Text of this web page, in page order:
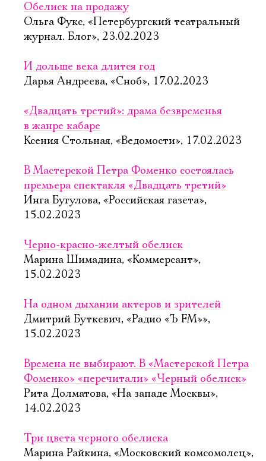
Обелиск на продажу
Ольга Фукс, «Петербургский театральный
журнал. Блог», 23.02.2023
И дольше века длится год
Дарья Андреева, «Сноб», 17.02.2023
«Двадцать третий»: драма безвременья
в жанре кабаре
Ксения Стольная, «Ведомости», 17.02.2023
В Мастерской Петра Фоменко состоялась
премьера спектакля «Двадцать третий»
Инга Бугулова, «Российская газета»,
15.02.2023
Черно-красно-желтый обелиск
Марина Шимадина, «Коммерсант»,
15.02.2023
На одном дыхании актеров и зрителей
Дмитрий Буткевич, «Радио «Ъ FM»»,
15.02.2023
Времена не выбирают. В «Мастерской Петра
Фоменко» «перечитали» «Черный обелиск»
Рита Долматова, «На западе Москвы»,
14.02.2023
Три цвета черного обелиска
Марина Райкина, «Московский комсомолец»,